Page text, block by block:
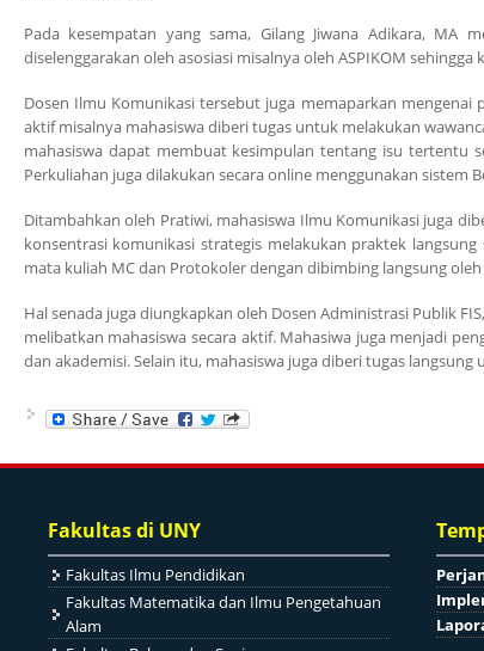
Pada kesempatan yang sama, Gilang Jiwana Adikara, MA
diselenggarakan oleh asosiasi misalnya oleh ASPIKOM
Dosen Ilmu Komunikasi tersebut juga memaparkan mengenai
aktif misalnya mahasiswa diberi tugas untuk melakukan
mahasiswa dapat membuat kesimpulan tentang isu tertentu
Perkuliahan juga dilakukan secara online menggunakan sistem
Ditambahkan oleh Pratiwi, mahasiswa Ilmu Komunikasi juga
konsentrasi komunikasi strategis melakukan praktek
mata kuliah MC dan Protokoler dengan dibimbing langsung
Hal senada juga diungkapkan oleh Dosen Administrasi Publik
melibatkan mahasiswa secara aktif. Mahasiwa juga menjadi
dan akademisi. Selain itu, mahasiswa juga diberi tugas
Fakultas di UNY
Fakultas Ilmu Pendidikan
Fakultas Matematika dan Ilmu Pengetahuan
Alam